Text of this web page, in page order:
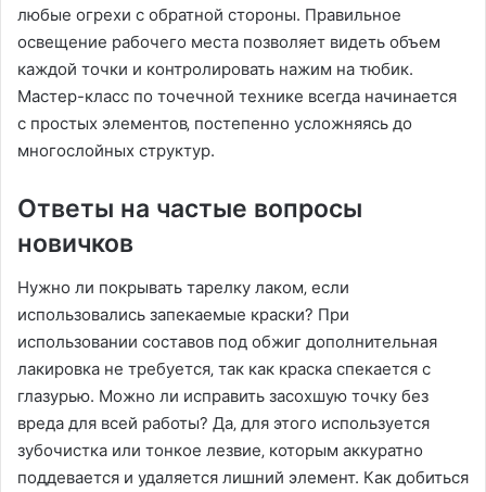
любые огрехи с обратной стороны. Правильное
освещение рабочего места позволяет видеть объем
каждой точки и контролировать нажим на тюбик.
Мастер-класс по точечной технике всегда начинается
с простых элементов‚ постепенно усложняясь до
многослойных структур.
Ответы на частые вопросы
новичков
Нужно ли покрывать тарелку лаком‚ если
использовались запекаемые краски? При
использовании составов под обжиг дополнительная
лакировка не требуется‚ так как краска спекается с
глазурью. Можно ли исправить засохшую точку без
вреда для всей работы? Да‚ для этого используется
зубочистка или тонкое лезвие‚ которым аккуратно
поддевается и удаляется лишний элемент. Как добиться